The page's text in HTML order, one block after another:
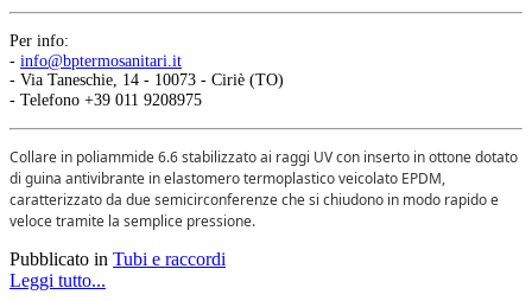
Per info:
- info@bptermosanitari.it
- Via Taneschie, 14 - 10073 - Ciriè (TO)
- Telefono +39 011 9208975
Collare in poliammide 6.6 stabilizzato ai raggi UV con inserto in ottone dotato
di guina antivibrante in elastomero termoplastico veicolato EPDM,
caratterizzato da due semicirconferenze che si chiudono in modo rapido e
veloce tramite la semplice pressione.
Pubblicato in Tubi e raccordi
Leggi tutto...